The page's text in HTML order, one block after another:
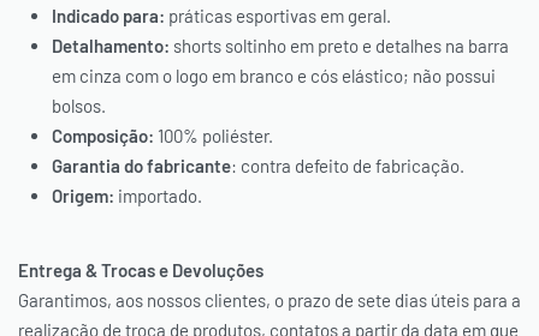
Indicado para: práticas esportivas em geral.
Detalhamento: shorts soltinho em preto e detalhes na barra
em cinza com o logo em branco e cós elástico; não possui
bolsos.
Composição: 100% poliéster.
Garantia do fabricante: contra defeito de fabricação.
Origem: importado.
Entrega & Trocas e Devoluções
Garantimos, aos nossos clientes, o prazo de sete dias úteis para a
realização de troca de produtos, contatos a partir da data em que